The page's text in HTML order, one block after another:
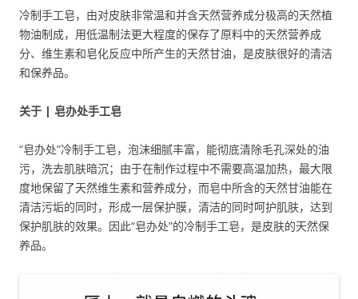
冷制手工皂，由对皮肤非常温和并含天然营养成分极高的天然植
物油制成，用低温制法更大程度的保存了原料中的天然营养成
分、维生素和皂化反应中所产生的天然甘油，是皮肤很好的清洁
和保养品。
关于 | 皂办处手工皂
“皂办处”冷制手工皂，泡沫细腻丰富，能彻底清除毛孔深处的油
污，洗去肌肤暗沉；由于在制作过程中不需要高温加热，最大限
度地保留了天然维生素和营养成分，而皂中所含的天然甘油能在
清洁污垢的同时，形成一层保护膜，清洁的同时呵护肌肤，达到
保护肌肤的效果。因此“皂办处”的冷制手工皂，是皮肤的天然保
养品。